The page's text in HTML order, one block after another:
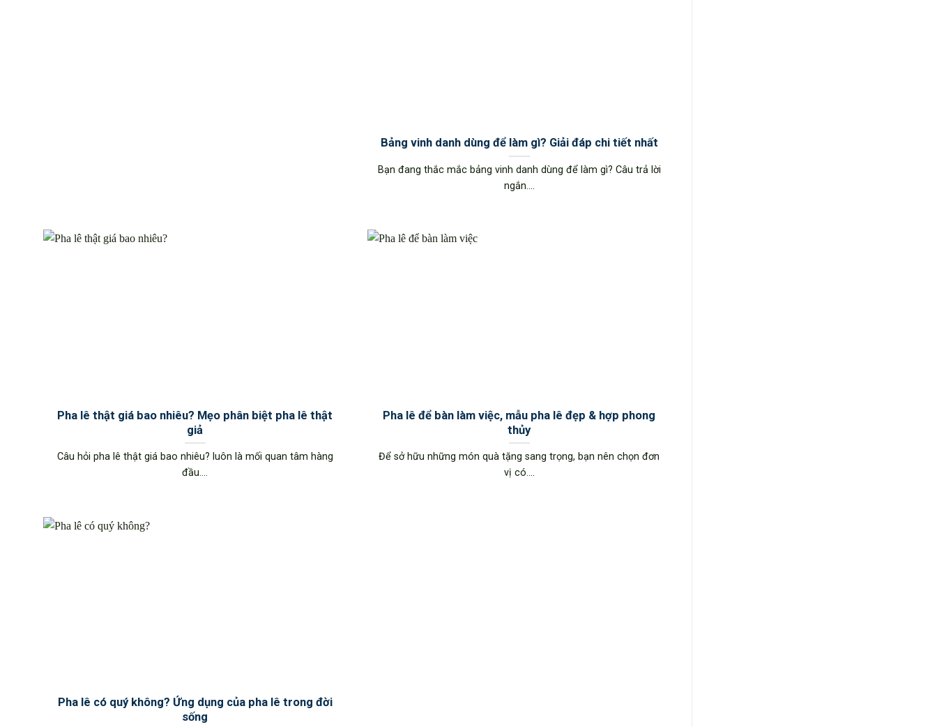
Bảng vinh danh dùng để làm gì? Giải đáp chi tiết nhất
Bạn đang thắc mắc bảng vinh danh dùng để làm gì? Câu trả lời
ngắn....
Pha lê thật giá bao nhiêu? Mẹo phân biệt pha lê thật
giả
Câu hỏi pha lê thật giá bao nhiêu? luôn là mối quan tâm hàng
đầu....
Pha lê để bàn làm việc, mẫu pha lê đẹp & hợp phong
thủy
Để sở hữu những món quà tặng sang trọng, bạn nên chọn đơn
vị có....
Pha lê có quý không? Ứng dụng của pha lê trong đời
sống